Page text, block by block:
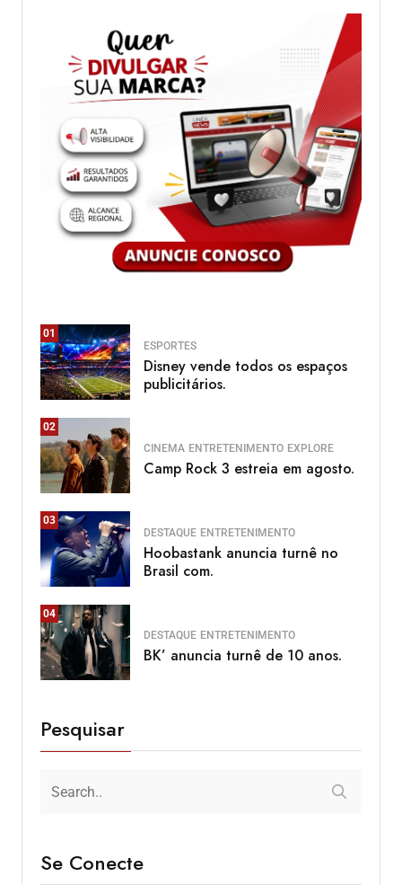
01
ESPORTES
Disney vende todos os espaços
publicitários.
02
CINEMA ENTRETENIMENTO EXPLORE
Camp Rock 3 estreia em agosto.
03
DESTAQUE ENTRETENIMENTO
Hoobastank anuncia turnê no
Brasil com.
04
DESTAQUE ENTRETENIMENTO
BK’ anuncia turnê de 10 anos.
Pesquisar
Se Conecte